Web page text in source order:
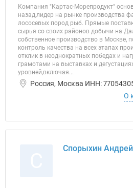
Компания "Картас-Морепродукт"
назад,лидер на рынке производства
лососевых пород рыб. Прямые
сырья со своих районов добычи на
собственное производство в Москве,
контроль качества на всех этапах
отклик в неоднократных победах и
грамотами на выставках и
уровней,включая...
Россия, Москва ИНН:
О
Спорыхин